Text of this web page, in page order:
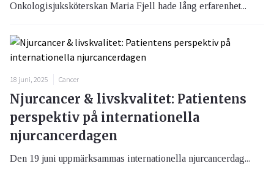
Onkologisjuksköterskan Maria Fjell hade lång erfarenhet...
18 juni, 2025 Cancer
Njurcancer & livskvalitet: Patientens
perspektiv på internationella
njurcancerdagen
Den 19 juni uppmärksammas internationella njurcancerdag...